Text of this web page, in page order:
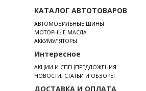
КАТАЛОГ АВТОТОВАРОВ
АВТОМОБИЛЬНЫЕ ШИНЫ
МОТОРНЫЕ МАСЛА
АККУМУЛЯТОРЫ
Интересное
АКЦИИ И СПЕЦПРЕДЛОЖЕНИЯ
НОВОСТИ, СТАТЬИ И ОБЗОРЫ
ДОСТАВКА И ОПЛАТА